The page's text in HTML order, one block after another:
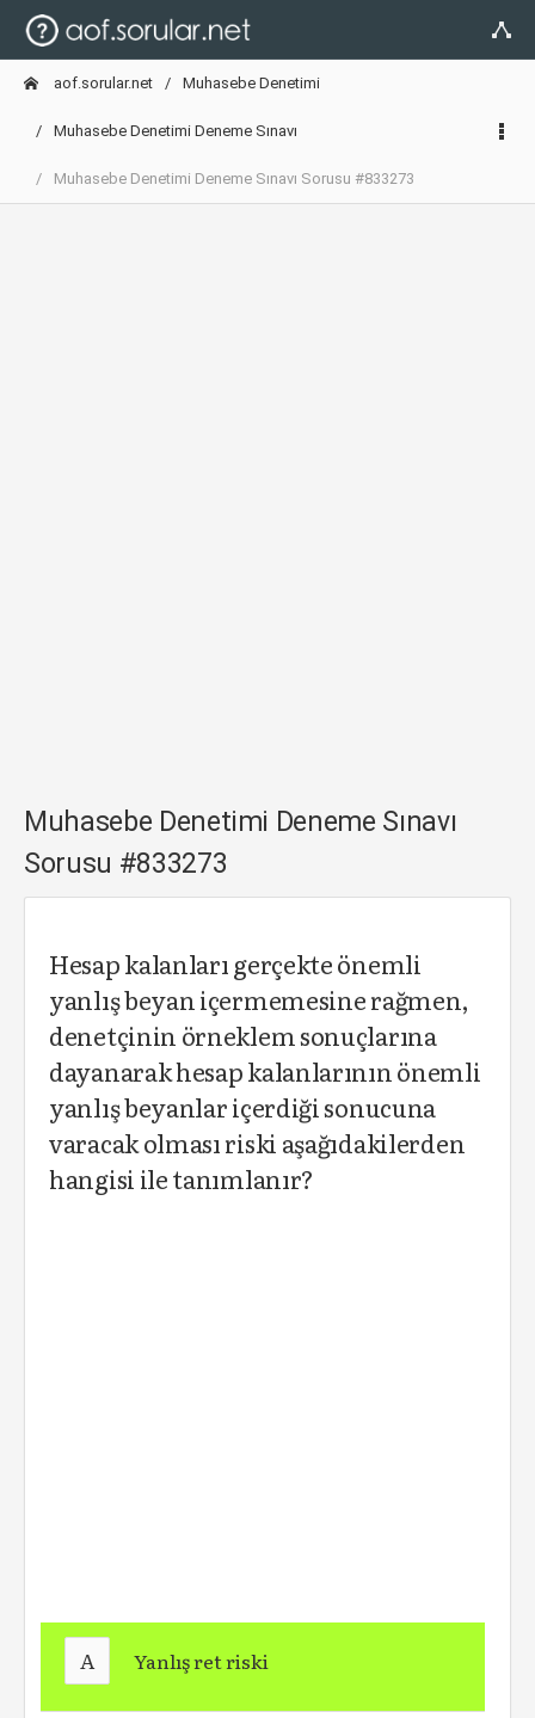
aof.sorular.net Muhasebe Denetimi
Muhasebe Denetimi Deneme Sınavı
Muhasebe Denetimi Deneme Sınavı Sorusu #833273
Muhasebe Denetimi Deneme Sınavı
Sorusu #833273
Hesap kalanları gerçekte önemli
yanlış beyan içermemesine rağmen,
denetçinin örneklem sonuçlarına
dayanarak hesap kalanlarının önemli
yanlış beyanlar içerdiği sonucuna
varacak olması riski aşağıdakilerden
hangisi ile tanımlanır?
A Yanlış ret riski